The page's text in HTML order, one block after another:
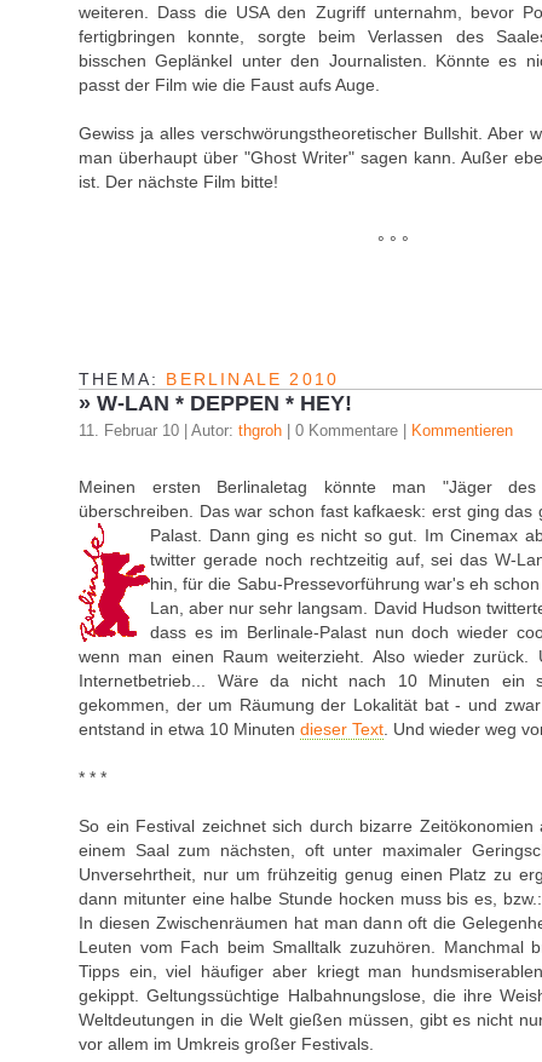
weiteren. Dass die USA den Zugriff unternahm, bevor
fertigbringen konnte, sorgte beim Verlassen des
bisschen Geplänkel unter den Journalisten. Könnte es
passt der Film wie die Faust aufs Auge.
Gewiss ja alles verschwörungstheoretischer Bullshit. Aber
man überhaupt über "Ghost Writer" sagen kann. Außer
ist. Der nächste Film bitte!
° ° °
THEMA: BERLINALE 2010
» W-LAN * DEPPEN * HEY!
11. Februar 10 | Autor: thgroh | 0 Kommentare | Kommentieren
Meinen ersten Berlinaletag könnte man "Jäger des
überschreiben. Das war schon fast kafkaesk: erst ging das
Palast. Dann ging es nicht so gut. Im Cinemax
twitter gerade noch rechtzeitig auf, sei das W-
hin, für die Sabu-Pressevorführung war's eh
Lan, aber nur sehr langsam. David Hudson
dass es im Berlinale-Palast nun doch wieder
wenn man einen Raum weiterzieht. Also wieder
Internetbetrieb... Wäre da nicht nach 10 Minuten ein
gekommen, der um Räumung der Lokalität bat - und
entstand in etwa 10 Minuten dieser Text. Und wieder weg
* * *
So ein Festival zeichnet sich durch bizarre
einem Saal zum nächsten, oft unter maximaler
Unversehrtheit, nur um frühzeitig genug einen Platz zu
dann mitunter eine halbe Stunde hocken muss bis es,
In diesen Zwischenräumen hat man dann oft die
Leuten vom Fach beim Smalltalk zuzuhören. Manchmal
Tipps ein, viel häufiger aber kriegt man
gekippt. Geltungssüchtige Halbahnungslose, die ihre
Weltdeutungen in die Welt gießen müssen, gibt es nicht
vor allem im Umkreis großer Festivals.